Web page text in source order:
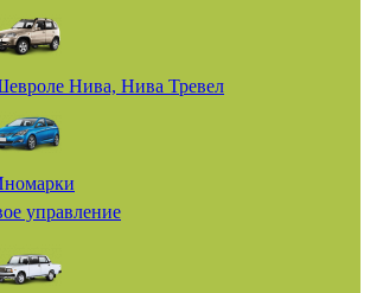
Нива, Нива Тревел
управление